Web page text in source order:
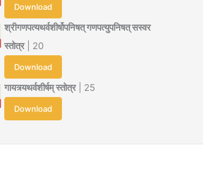
Download
श्रीगणपत्यथर्वशीर्षोपनिषत् गणपत्युपनिषत् सस्वर
स्तोत्र| 20
Download
गायत्र्यथर्वशीर्षम् स्तोत्र| 25
Download